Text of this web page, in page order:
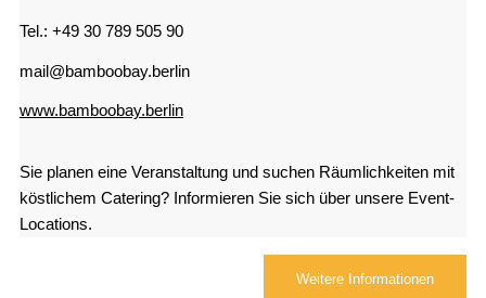
Tel.: +49 30 789 505 90
mail@bamboobay.berlin
www.bamboobay.berlin
Sie planen eine Veranstaltung und suchen Räumlichkeiten mit
köstlichem Catering? Informieren Sie sich über unsere Event-
Locations.
Weitere Informationen